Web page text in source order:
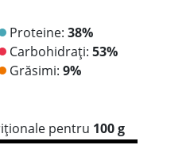
Proteine: 38%
Carbohidrați: 53%
Grăsimi: 9%
pentru 100 g